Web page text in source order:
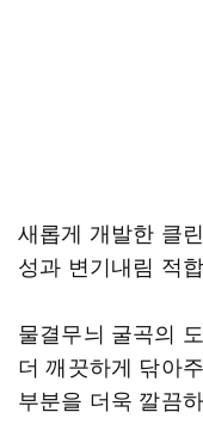
새롭게 개발한 클
성과 변기내림 적
물결무늬 굴곡의
더 깨끗하게 닦아
부분을 더욱 깔끔